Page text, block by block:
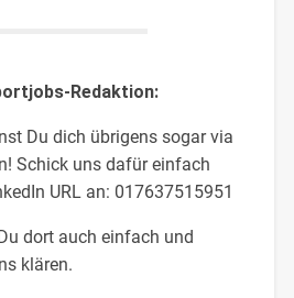
Redaktion:
Du dich übrigens sogar via
Schick uns dafür einfach
URL an: 017637515951
dort auch einfach und
klären.